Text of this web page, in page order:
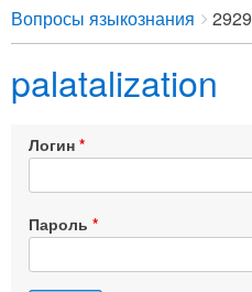
Breadcrumbs
You
are
Вопросы языкознания 2929
palatalization
Логин
Пароль